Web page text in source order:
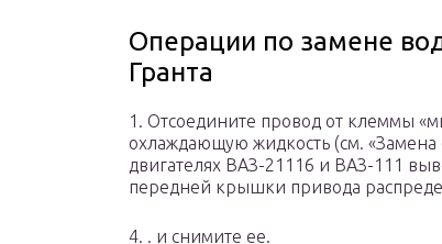
Операции по замене
Гранта
1. Отсоедините провод от клеммы
охлаждающую жидкость (см.
двигателях ВАЗ-21116 и ВАЗ-111
передней крышки привода
4. . и снимите ее.